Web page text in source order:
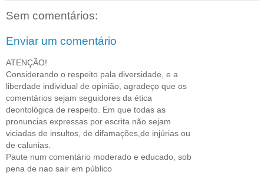
Sem comentários:
Enviar um comentário
ATENÇÃO!
Considerando o respeito pala diversidade, e a
liberdade individual de opinião, agradeço que os
comentários sejam seguidores da ética
deontológica de respeito. Em que todas as
pronuncias expressas por escrita não sejam
viciadas de insultos, de difamações,de injúrias ou
de calunias.
Paute num comentário moderado e educado, sob
pena de nao sair em público